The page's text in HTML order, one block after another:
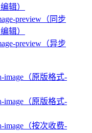
辑）
preview（同步
辑）
preview（异步
image（原版格式-
image（原版格式-
image（按次收费-